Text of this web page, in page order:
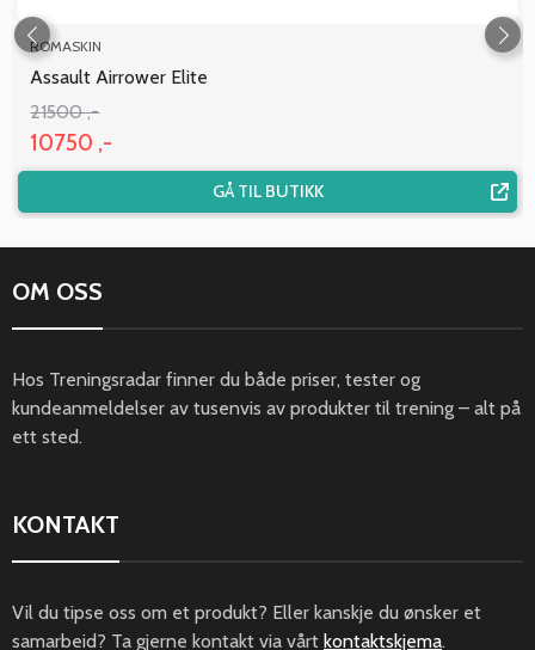
ROMASKIN
Assault Airrower Elite
21500 ,-
10750 ,-
GÅ TIL BUTIKK
OM OSS
Hos Treningsradar finner du både priser, tester og
kundeanmeldelser av tusenvis av produkter til trening – alt på
ett sted.
KONTAKT
Vil du tipse oss om et produkt? Eller kanskje du ønsker et
samarbeid? Ta gjerne kontakt via vårt kontaktskjema.